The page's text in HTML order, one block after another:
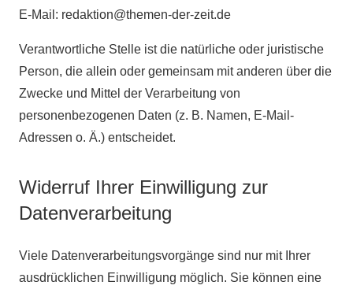
E-Mail: redaktion@themen-der-zeit.de
Verantwortliche Stelle ist die natürliche oder juristische
Person, die allein oder gemeinsam mit anderen über die
Zwecke und Mittel der Verarbeitung von
personenbezogenen Daten (z. B. Namen, E-Mail-
Adressen o. Ä.) entscheidet.
Widerruf Ihrer Einwilligung zur
Datenverarbeitung
Viele Datenverarbeitungsvorgänge sind nur mit Ihrer
ausdrücklichen Einwilligung möglich. Sie können eine